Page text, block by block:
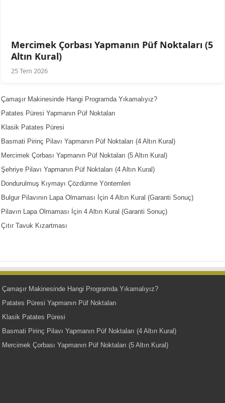
Mercimek Çorbası Yapmanın Püf Noktaları (5
Altın Kural)
25 Tem 2026
Çamaşır Makinesinde Hangi Programda Yıkamalıyız?
Patates Püresi Yapmanın Püf Noktaları
Klasik Patates Püresi
Basmati Pirinç Pilavı Yapmanın Püf Noktaları (4 Altın Kural)
Mercimek Çorbası Yapmanın Püf Noktaları (5 Altın Kural)
Şehriye Pilavı Yapmanın Püf Noktaları (4 Altın Kural)
Dondurulmuş Kıymayı Çözdürme Yöntemleri
Bulgur Pilavının Lapa Olmaması İçin 4 Altın Kural (Garanti Sonuç)
Pilavın Lapa Olmaması İçin 4 Altın Kural (Garanti Sonuç)
Çıtır Tavuk Kızartması
Çamaşır Makinesinde Hangi Programda Yıkamalıyız?
Patates Püresi Yapmanın Püf Noktaları
Klasik Patates Püresi
Basmati Pirinç Pilavı Yapmanın Püf Noktaları (4 Altın Kural)
Mercimek Çorbası Yapmanın Püf Noktaları (5 Altın Kural)